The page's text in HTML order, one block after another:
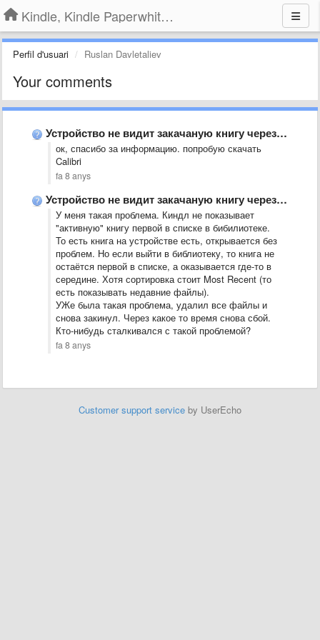
Kindle, Kindle Paperwhite, Kindle Voyage
Perfil d'usuari Ruslan Davletaliev
Your comments
Устройство не видит закачаную книгу через USB.
ок, спасибо за информацию. попробую скачать
Calibri
fa 8 anys
Устройство не видит закачаную книгу через USB.
У меня такая проблема. Киндл не показывает
"активную" книгу первой в списке в бибилиотеке.
То есть книга на устройстве есть, открывается без
проблем. Но если выйти в библиотеку, то книга не
остаётся первой в списке, а оказывается где-то в
середине. Хотя сортировка стоит Most Recent (то
есть показывать недавние файлы).
УЖе была такая проблема, удалил все файлы и
снова закинул. Через какое то время снова сбой.
Кто-нибудь сталкивался с такой проблемой?
fa 8 anys
Customer support service by UserEcho